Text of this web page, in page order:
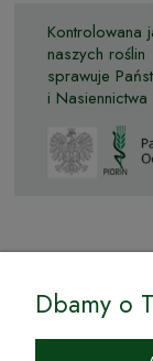
Kontrolowana
naszych roślin
sprawuje
i Nasiennictwa
Internetowy Sklep
Dbamy o